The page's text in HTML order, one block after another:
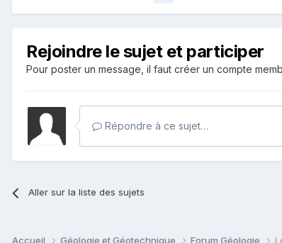
Rejoindre le sujet et participer
Pour poster un message, il faut créer un compte
Répondre à ce sujet…
Aller sur la liste des sujets
Accueil Géologie et Géotechnique Forum Géologie